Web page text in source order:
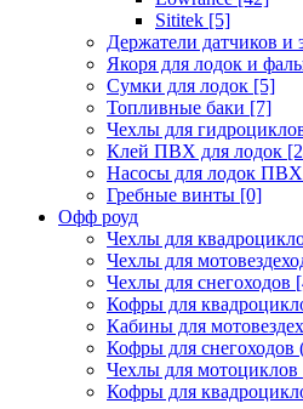
Sititek [5]
Держатели датчиков и
Якоря для лодок и
Сумки для лодок [5]
Топливные баки [7]
Чехлы для
Клей ПВХ для лодок
Насосы для лодок ПВХ
Гребные винты [0]
Офф роуд
Чехлы для
Чехлы для
Чехлы для снегоходов
Кофры для
Кабины для
Кофры для снегоходов
Чехлы для мотоциклов
Кофры для